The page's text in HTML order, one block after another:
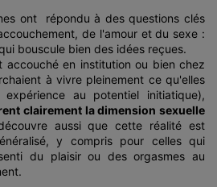
ont répondu à des questions clés
de l'amour et du sexe :
bouscule bien des idées reçues.
accouché en institution ou bien chez
à vivre pleinement ce qu'elles
au potentiel initiatique),
clairement la dimension sexuelle
aussi que cette réalité est
y compris pour celles qui
du plaisir ou des orgasmes au